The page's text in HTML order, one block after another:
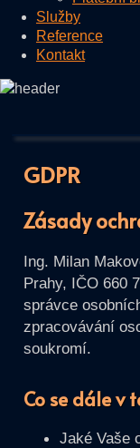
Služby
Reference
Kontakt
GDPR
Zásady
Ing. Milan
Prahy, IČO 660
správce
zpracovávání
soukromí.
Co se dále v
Jaké Vaše